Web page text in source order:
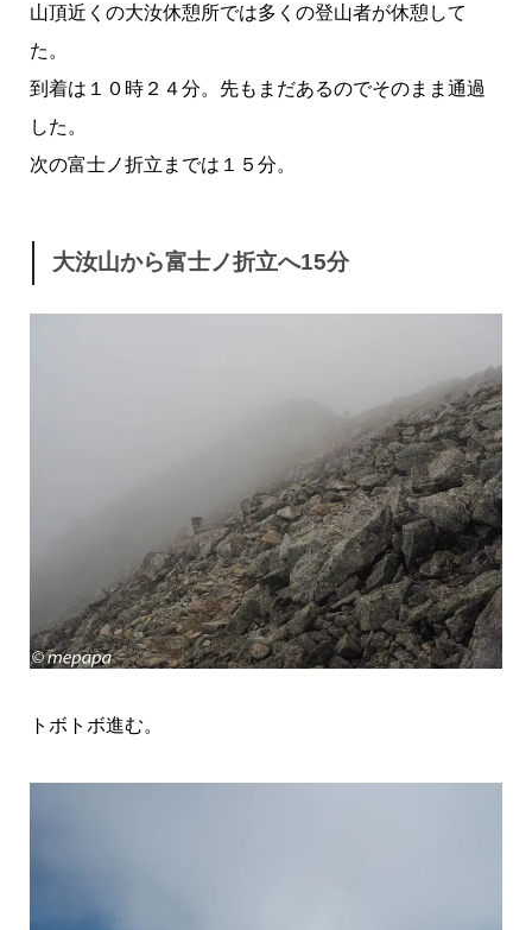
山頂近くの大汝休憩所では多くの登山者が休憩して
た。
到着は１０時２４分。先もまだあるのでそのまま通過
した。
次の富士ノ折立までは１５分。
大汝山から富士ノ折立へ15分
トボトボ進む。